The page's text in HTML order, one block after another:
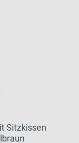
Sitzkissen